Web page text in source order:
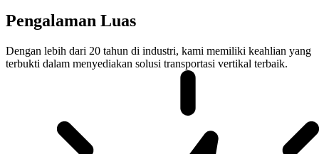
Pengalaman Luas
Dengan lebih dari 20 tahun di industri, kami memiliki keahlian yang
terbukti dalam menyediakan solusi transportasi vertikal terbaik.